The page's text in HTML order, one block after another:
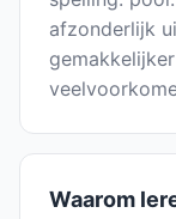
afzonderlijk
Waarom